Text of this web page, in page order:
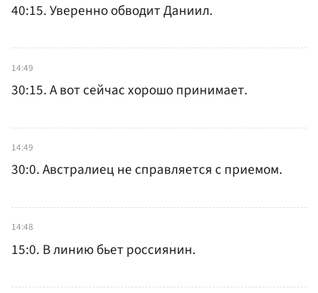
40:15. Уверенно обводит Даниил.
14:49
30:15. А вот сейчас хорошо принимает.
14:49
30:0. Австралиец не справляется с приемом.
14:48
15:0. В линию бьет россиянин.